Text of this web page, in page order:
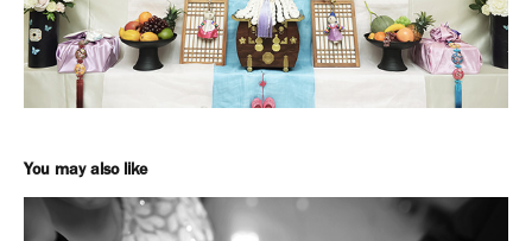
You may also like